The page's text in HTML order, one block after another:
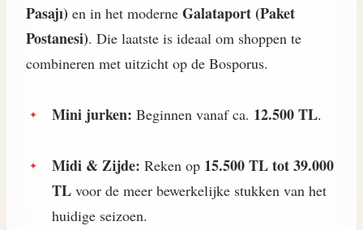
Pasajı) en in het moderne Galataport (Paket
Postanesi). Die laatste is ideaal om shoppen te
combineren met uitzicht op de Bosporus.
Mini jurken: Beginnen vanaf ca. 12.500 TL.
Midi & Zijde: Reken op 15.500 TL tot 39.000
TL voor de meer bewerkelijke stukken van het
huidige seizoen.